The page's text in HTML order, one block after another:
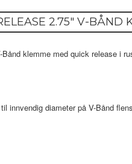
2.75" V-BÅND
klemme med quick release i
innvendig diameter på V-Bånd flens